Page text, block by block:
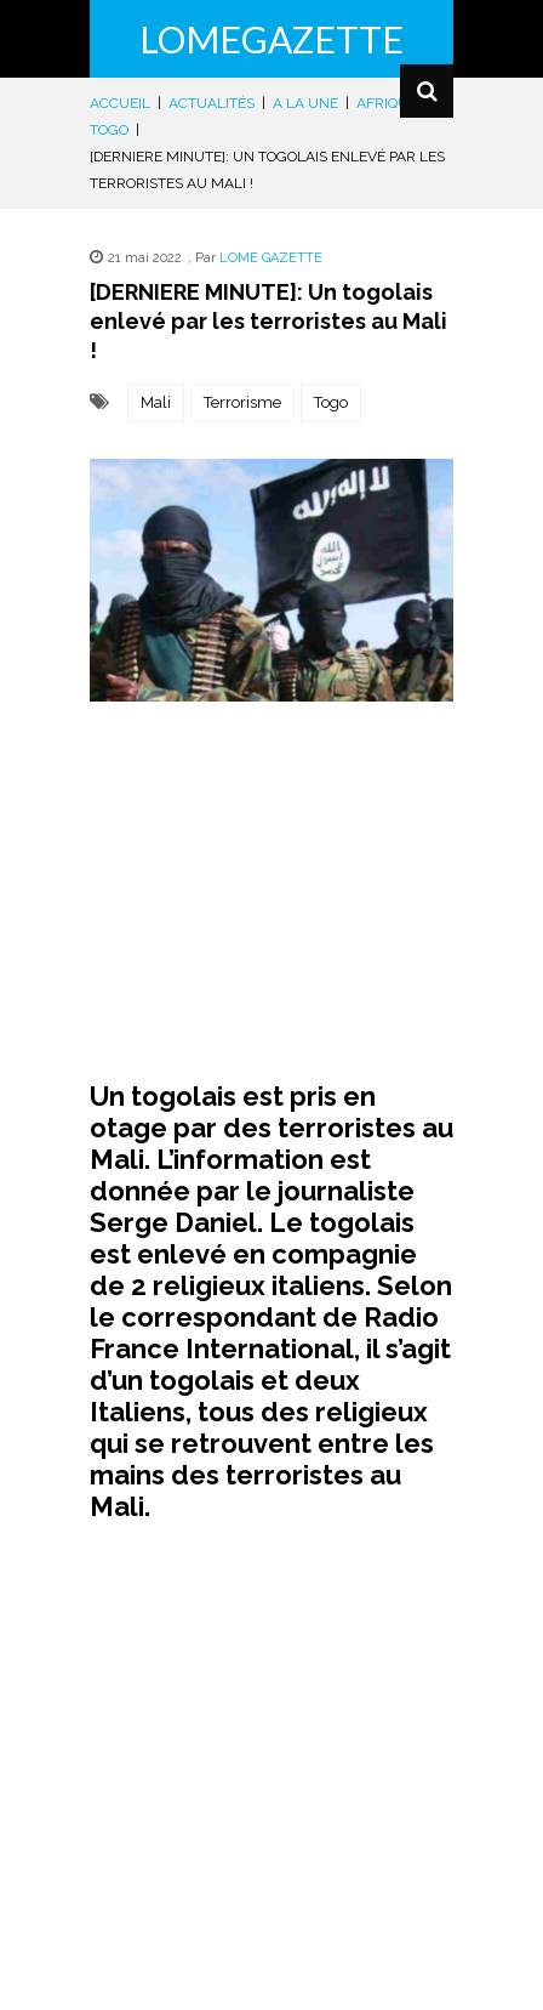
LOMEGAZETTE
ACCUEIL ACTUALITÉS A LA UNE AFRIQUE
|
TOGO
[DERNIERE MINUTE]: UN TOGOLAIS ENLEVÉ PAR LES
TERRORISTES AU MALI !
21 mai 2022 , Par LOME GAZETTE
[DERNIERE MINUTE]: Un togolais
enlevé par les terroristes au Mali
!
Mali Terrorisme Togo
Un togolais est pris en
otage par des terroristes au
Mali. L’information est
donnée par le journaliste
Serge Daniel. Le togolais
est enlevé en compagnie
de 2 religieux italiens. Selon
le correspondant de Radio
France International, il s’agit
d’un togolais et deux
Italiens, tous des religieux
qui se retrouvent entre les
mains des terroristes au
Mali.